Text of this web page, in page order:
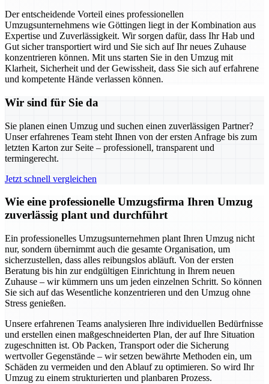
Der entscheidende Vorteil eines professionellen
Umzugsunternehmens wie Göttingen liegt in der Kombination aus
Expertise und Zuverlässigkeit. Wir sorgen dafür, dass Ihr Hab und
Gut sicher transportiert wird und Sie sich auf Ihr neues Zuhause
konzentrieren können. Mit uns starten Sie in den Umzug mit
Klarheit, Sicherheit und der Gewissheit, dass Sie sich auf erfahrene
und kompetente Hände verlassen können.
Wir sind für Sie da
Sie planen einen Umzug und suchen einen zuverlässigen Partner?
Unser erfahrenes Team steht Ihnen von der ersten Anfrage bis zum
letzten Karton zur Seite – professionell, transparent und
termingerecht.
Jetzt schnell vergleichen
Wie eine professionelle Umzugsfirma Ihren Umzug
zuverlässig plant und durchführt
Ein professionelles Umzugsunternehmen plant Ihren Umzug nicht
nur, sondern übernimmt auch die gesamte Organisation, um
sicherzustellen, dass alles reibungslos abläuft. Von der ersten
Beratung bis hin zur endgültigen Einrichtung in Ihrem neuen
Zuhause – wir kümmern uns um jeden einzelnen Schritt. So können
Sie sich auf das Wesentliche konzentrieren und den Umzug ohne
Stress genießen.
Unsere erfahrenen Teams analysieren Ihre individuellen Bedürfnisse
und erstellen einen maßgeschneiderten Plan, der auf Ihre Situation
zugeschnitten ist. Ob Packen, Transport oder die Sicherung
wertvoller Gegenstände – wir setzen bewährte Methoden ein, um
Schäden zu vermeiden und den Ablauf zu optimieren. So wird Ihr
Umzug zu einem strukturierten und planbaren Prozess.